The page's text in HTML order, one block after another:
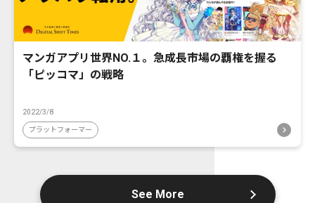
マンガアプリ世界NO.１。急成長市場の覇権を握る
「ピッコマ」の戦略
2022/3/8
プラットフォーマー
See More